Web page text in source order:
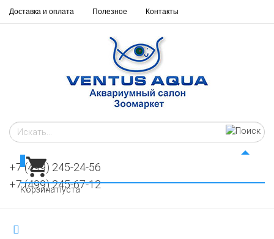
Доставка и оплата Полезное Контакты
+7 (499) 245-24-56
+7 (499) 245-67-12
Корзина пуста